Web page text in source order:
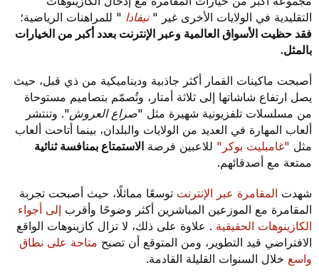
التقليدية في الولايات الأخرى غير "نيفادا" للمراهنات الرياضية؛
فقد حظيت الأسواق العالمية وعبر الإنترنت بعدد أكبر من الخيارات
بالمثل.
أصبحت ماكينات القمار أكثر جاذبية وديناميكية من ذي قبل، حيث
يصل ارتفاع شاشاتها إلى ثلاثة أمتار، وتُصمّم بتصاميم مستوحاة
من مسلسلات تلفزيونية شهيرة مثل "صراع العروش".وتنتشر
ألعاب المهارة في العديد من الولايات والبلدان، بينما أتاحت ألعاب
مثل "غامبليت بوكر" للاعبين فرصةالاستمتاع بمنافسة ثنائية
ممتعة مع أصدقائهم.
شهدتالمقامرة عبر الإنترنتتوسعًا مماثلًا، حيث أصبحت تجربة
المقامرة مع الموزعين المباشرين أكثر وضوحًا وأقربإلى أجواء
الكازينوهات الحقيقية. علاوة على ذلك، لا تزال كازينوهات الواقع
الافتراضي قيد التطوير، ومن المتوقع أن تصبحمتاحة على نطاق
واسعخلال السنوات القليلة القادمة.